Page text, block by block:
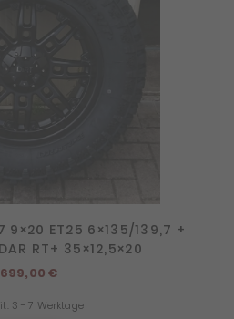
9×20 ET25 6×135/139,7 +
RT+ 35×12,5×20
€
3 - 7 Werktage